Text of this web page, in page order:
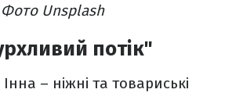
Unsplash
потік"
– ніжні та товариські